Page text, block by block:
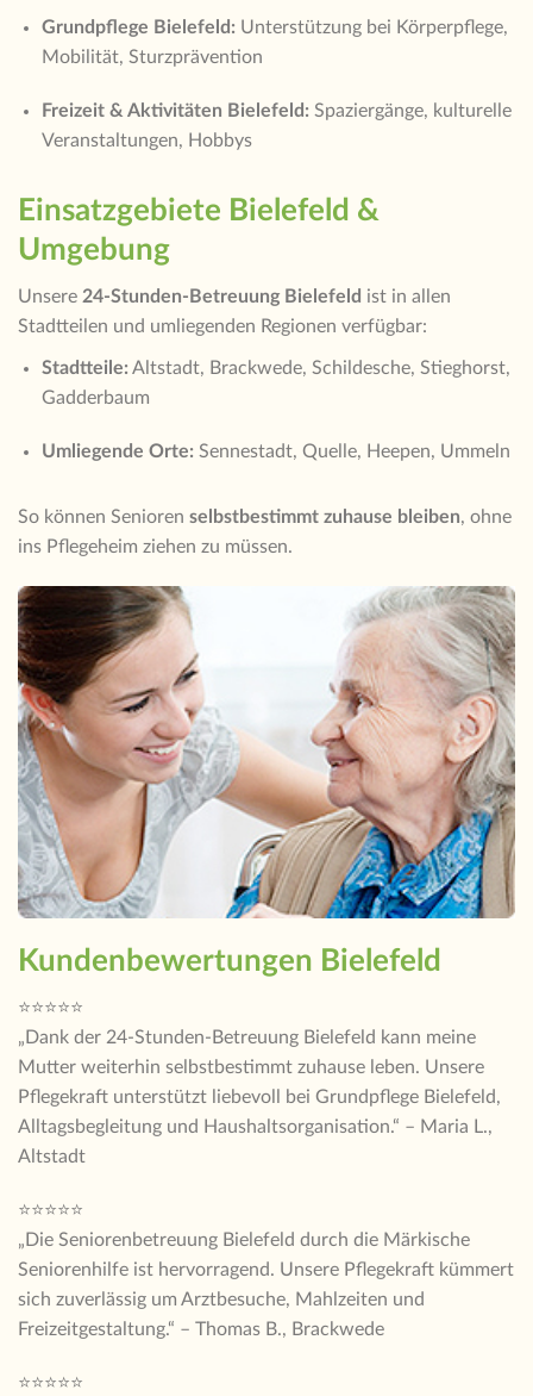
Grundpflege Bielefeld: Unterstützung bei Körperpflege,
Mobilität, Sturzprävention
Freizeit & Aktivitäten Bielefeld: Spaziergänge, kulturelle
Veranstaltungen, Hobbys
Einsatzgebiete Bielefeld &
Umgebung
Unsere 24-Stunden-Betreuung Bielefeld ist in allen
Stadtteilen und umliegenden Regionen verfügbar:
Stadtteile:Altstadt, Brackwede, Schildesche, Stieghorst,
Gadderbaum
Umliegende Orte: Sennestadt, Quelle, Heepen, Ummeln
So können Senioren selbstbestimmt zuhause bleiben, ohne
ins Pflegeheim ziehen zu müssen.
Kundenbewertungen Bielefeld
⭐⭐⭐⭐⭐
„Dank der 24-Stunden-Betreuung Bielefeld kann meine
Mutter weiterhin selbstbestimmt zuhause leben. Unsere
Pflegekraft unterstützt liebevoll bei Grundpflege Bielefeld,
Alltagsbegleitung und Haushaltsorganisation.“ – Maria L.,
Altstadt
⭐⭐⭐⭐⭐
„Die Seniorenbetreuung Bielefeld durch die Märkische
Seniorenhilfe ist hervorragend. Unsere Pflegekraft kümmert
sich zuverlässig um Arztbesuche, Mahlzeiten und
Freizeitgestaltung.“ – Thomas B., Brackwede
⭐⭐⭐⭐⭐